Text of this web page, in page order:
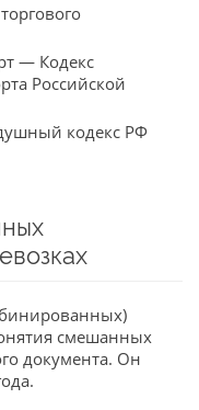
— Кодекс
Российской
кодекс РФ
смешанных
документа. Он